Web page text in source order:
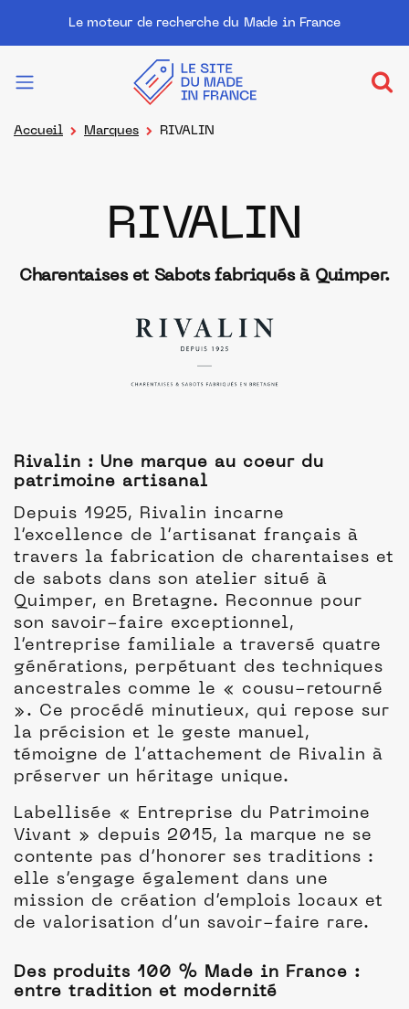
Le moteur de recherche du Made in France
Accueil Marques RIVALIN
RIVALIN
Charentaises et Sabots fabriqués à Quimper.
Rivalin : Une marque au coeur du
patrimoine artisanal
Depuis 1925, Rivalin incarne
l’excellence de l’artisanat français à
travers la fabrication de charentaises et
de sabots dans son atelier situé à
Quimper, en Bretagne. Reconnue pour
son savoir-faire exceptionnel,
l’entreprise familiale a traversé quatre
générations, perpétuant des techniques
ancestrales comme le « cousu-retourné
». Ce procédé minutieux, qui repose sur
la précision et le geste manuel,
témoigne de l’attachement de Rivalin à
préserver un héritage unique.
Labellisée « Entreprise du Patrimoine
Vivant » depuis 2015, la marque ne se
contente pas d’honorer ses traditions :
elle s’engage également dans une
mission de création d’emplois locaux et
de valorisation d’un savoir-faire rare.
Des produits 100 % Made in France :
entre tradition et modernité